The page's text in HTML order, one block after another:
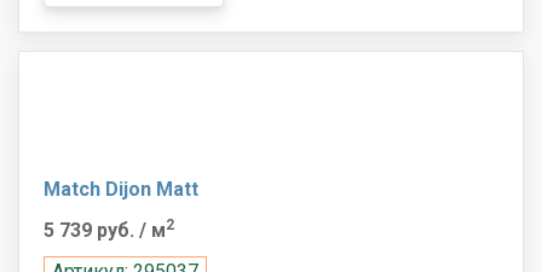
Match Dijon Matt
5 739 руб. / м2